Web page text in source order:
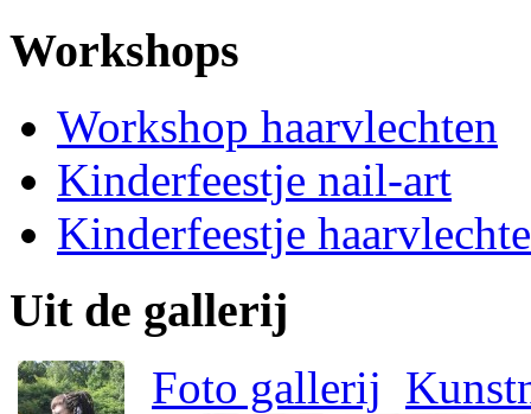
Workshops
Workshop haarvlechten
Kinderfeestje nail-art
Kinderfeestje
Uit de gallerij
Foto gallerij